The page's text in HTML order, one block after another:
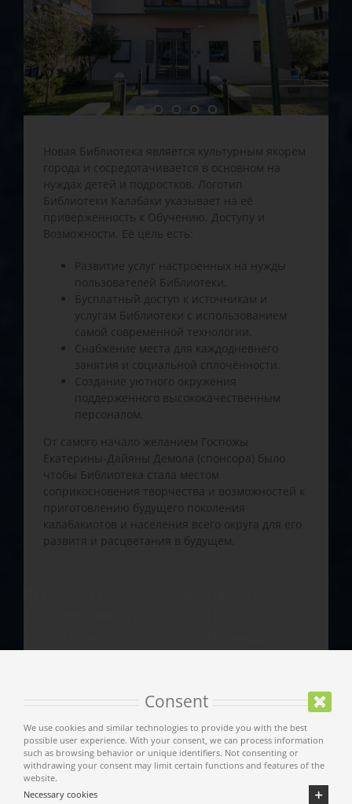
Новая Библиотека является культурным якорем
города и сосредотачивается в основном на
нуждах детей и подростков. Логотип
Библиотеки Калабаки указывает на её
приверженность к Обучению, Доступу и
Возможности. Её цель есть:
Развитие услуг настроенных на нужды
пользователей Библиотеки.
Бусплатный доступ к источникам и
услугам Библиотеки с использованием
самой современной технологии.
Снабжение места для каждодневнего
занятия и социальной сплочённости.
Создание уютного окружения
поддерженного высококачественным
персоналом.
От самого начало желанием Госпожы
Екатерины-Дайяны Демола (спонсора) было
чтобы Библиотека стала местом
соприкосновения творчества и возможностей к
приготовлению будущего поколения
калабакиотов и населения всего округа для его
развитя и расцветания в будущем.
СМОТРИТЕ НА КАРТЕ
http://www.kalambakalibrary.org/
Consent
We use cookies and similar technologies to provide you with the best
possible user experience. With your consent, we can process information
such as browsing behavior or unique identifiers. Not consenting or
withdrawing your consent may limit certain functions and features of the
website.
Necessary cookies